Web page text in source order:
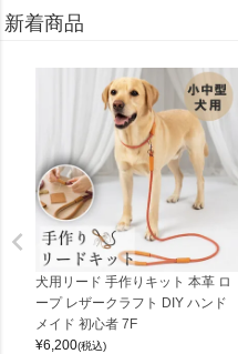
新着商品
犬用リード 手作りキット 本革 ロ
ープ レザークラフト DIY ハンド
メイド 初心者 7F
¥6,200(税込)